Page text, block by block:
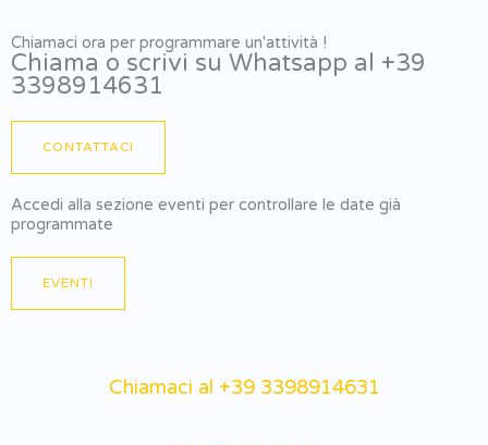
Chiamaci ora per programmare un'attività !
Chiama o scrivi su Whatsapp al +39
3398914631
CONTATTACI
Accedi alla sezione eventi per controllare le date già
programmate
EVENTI
Chiamaci al +39 3398914631